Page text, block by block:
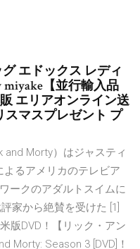
エドックス レディ
miyake【並行輸入品
エリアオンライン送
スマスプレゼント プ
and Morty）はジャスティ
るアメリカのテレビア
ークのアダルトスイムに
家から絶賛を受けた [1]
版DVD！【リック・アン
Morty: Season 3 [DVD]！